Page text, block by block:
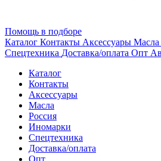
Помощь в подборе
Каталог Контакты Аксессуары Масла
Спецтехника Доставка/оплата Опт
Каталог
Контакты
Аксессуары
Масла
Россия
Иномарки
Спецтехника
Доставка/оплата
Опт